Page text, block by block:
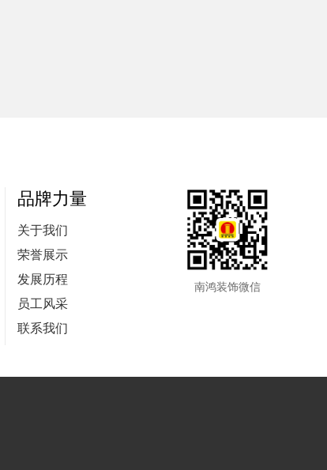
品牌力量
关于我们
荣誉展示
发展历程
员工风采
联系我们
南鸿装饰微信